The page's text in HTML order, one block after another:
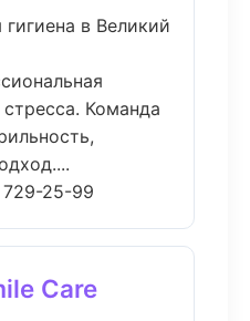
в Великий
Команда
25-99
Care